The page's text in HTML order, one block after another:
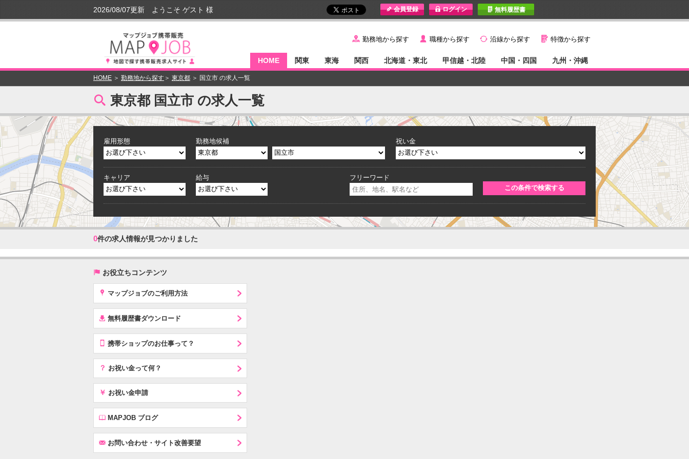
I 無料履歴書
y 勤務地から探す ˙ 職種から探す } 沿線から探す G 特徴から探す
HOME 関東 東海 関西 北海道・東北 甲信越・北陸 中国・四国 九州・沖縄
HOME ＞ 勤務地から探す ＞ 東京都 ＞ 国立市 の求人一覧
[ 東京都 国立市 の求人一覧
雇用形態 勤務地候補 祝い金
キャリア 給与 フリーワード
0件の求人情報が見つかりました
( お役立ちコンテンツ
x マップジョブのご利用方法
í 無料履歴書ダウンロード
T 携帯ショップのお仕事って？
？ お祝い金って何？
￥ お祝い金申請
E MAPJOB ブログ
F お問い合わせ・サイト改善要望